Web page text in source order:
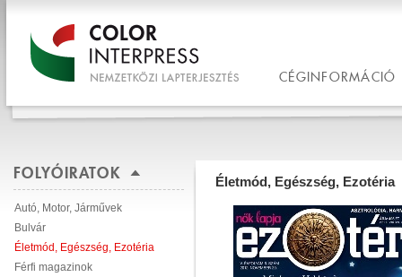
CÉGINFORMÁCIÓ
FOLYÓIRATOK
Autó, Motor, Járművek
Bulvár
Életmód, Egészség, Ezotéria
Férfi magazinok
Életmód, Egészség, Ezotéria